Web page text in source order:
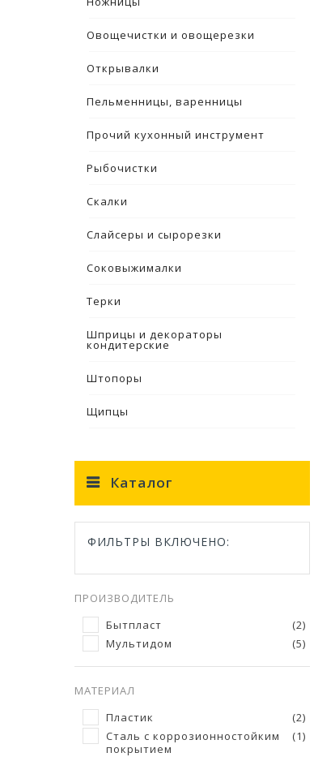
Овощечистки и овощерезки
Открывалки
Пельменницы, варенницы
Прочий кухонный инструмент
Рыбочистки
Скалки
Слайсеры и сырорезки
Соковыжималки
Терки
Шприцы и декораторы
кондитерские
Штопоры
Щипцы
Каталог
ФИЛЬТРЫ ВКЛЮЧЕНО:
ПРОИЗВОДИТЕЛЬ
Бытпласт
(2)
Мультидом
(5)
МАТЕРИАЛ
Пластик
(2)
Сталь с коррозионностойким
покрытием
(1)